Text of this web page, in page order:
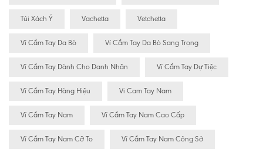
Túi Xách Ý Vachetta Vetchetta
Ví Cầm Tay Da Bò Ví Cầm Tay Da Bò Sang Trọng
Ví Cầm Tay Dành Cho Danh Nhân Ví Cầm Tay Dự Tiệc
Ví Cầm Tay Hàng Hiệu Vi Cam Tay Nam
Ví Cầm Tay Nam Ví Cầm Tay Nam Cao Cấp
Ví Cầm Tay Nam Cỡ To Ví Cầm Tay Nam Công Sở